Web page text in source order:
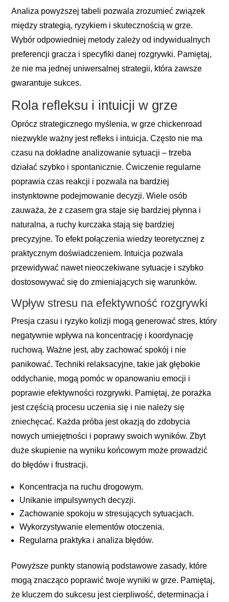
Analiza powyższej tabeli pozwala zrozumieć związek
między strategią, ryzykiem i skutecznością w grze.
Wybór odpowiedniej metody zależy od indywidualnych
preferencji gracza i specyfiki danej rozgrywki. Pamiętaj,
że nie ma jednej uniwersalnej strategii, która zawsze
gwarantuje sukces.
Rola refleksu i intuicji w grze
Oprócz strategicznego myślenia, w grzechickenroad
niezwykle ważny jest refleks i intuicja. Często nie ma
czasu na dokładne analizowanie sytuacji – trzeba
działać szybko i spontanicznie. Ćwiczenie regularne
poprawia czas reakcji i pozwala na bardziej
instynktowne podejmowanie decyzji. Wiele osób
zauważa, że z czasem gra staje się bardziej płynna i
naturalna, a ruchy kurczaka stają się bardziej
precyzyjne. To efekt połączenia wiedzy teoretycznej z
praktycznym doświadczeniem. Intuicja pozwala
przewidywać nawet nieoczekiwane sytuacje i szybko
dostosowywać się do zmieniających się warunków.
Wpływ stresu na efektywność rozgrywki
Presja czasu i ryzyko kolizji mogą generować stres, który
negatywnie wpływa na koncentrację i koordynację
ruchową. Ważne jest, aby zachować spokój i nie
panikować. Techniki relaksacyjne, takie jak głębokie
oddychanie, mogą pomóc w opanowaniu emocji i
poprawie efektywności rozgrywki. Pamiętaj, że porażka
jest częścią procesu uczenia się i nie należy się
zniechęcać. Każda próba jest okazją do zdobycia
nowych umiejętności i poprawy swoich wyników. Zbyt
duże skupienie na wyniku końcowym może prowadzić
do błędów i frustracji.
Koncentracja na ruchu drogowym.
Unikanie impulsywnych decyzji.
Zachowanie spokoju w stresujących sytuacjach.
Wykorzystywanie elementów otoczenia.
Regularna praktyka i analiza błędów.
Powyższe punkty stanowią podstawowe zasady, które
mogą znacząco poprawić twoje wyniki w grze. Pamiętaj,
że kluczem do sukcesu jest cierpliwość, determinacja i